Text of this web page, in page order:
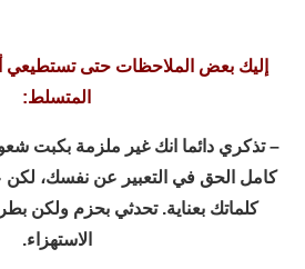
إليك بعض الملاحظات حتى تستطيعي
المتسلط:
– تذكري دائما انك غير ملزمة بكبت
كامل الحق في التعبير عن نفسك، لكن
كلماتك بعناية. تحدثي بحزم ولكن
الاستهزاء.